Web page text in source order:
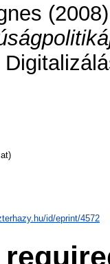
id/eprint/4572